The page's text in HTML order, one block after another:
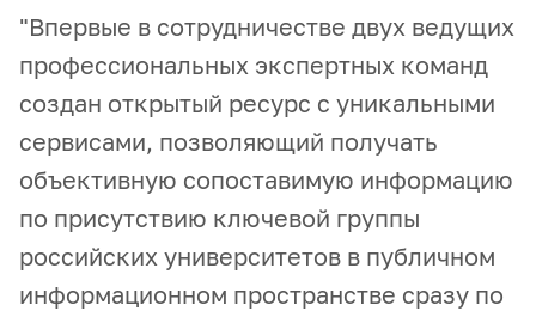
"Впервые в сотрудничестве двух ведущих
профессиональных экспертных команд
создан открытый ресурс с уникальными
сервисами, позволяющий получать
объективную сопоставимую информацию
по присутствию ключевой группы
российских университетов в публичном
информационном пространстве сразу по